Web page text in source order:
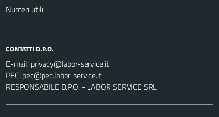
Numeri utili
CONTATTI D.P.O.
E-mail:
PEC:
RESPONSABILE D.P.O. - LABOR SERVICE SRL